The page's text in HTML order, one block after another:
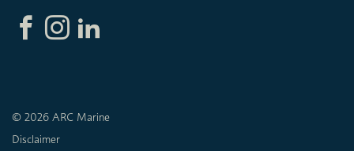
© 2026 ARC Marine
Disclaimer